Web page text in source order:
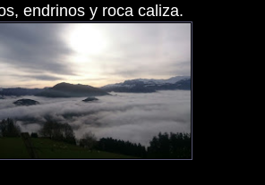
endrinos y roca caliza.